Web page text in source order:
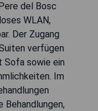
del Bosc
WLAN,
Der Zugang
verfügen
Sofa sowie ein
Im
Behandlungen,